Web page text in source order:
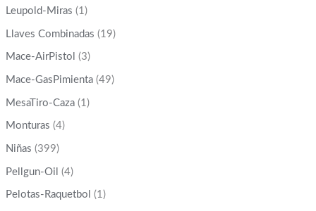
Leupold-Miras (1)
Llaves Combinadas (19)
Mace-AirPistol (3)
Mace-GasPimienta (49)
MesaTiro-Caza (1)
Monturas (4)
Niñas (399)
Pellgun-Oil (4)
Pelotas-Raquetbol (1)